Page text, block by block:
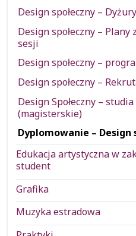
Design społeczny –
Design społeczny –
sesji
Design społeczny –
Design społeczny –
Design Społeczny –
(magisterskie)
Dyplomowanie – Design
Edukacja artystyczna w
student
Grafika
Muzyka estradowa